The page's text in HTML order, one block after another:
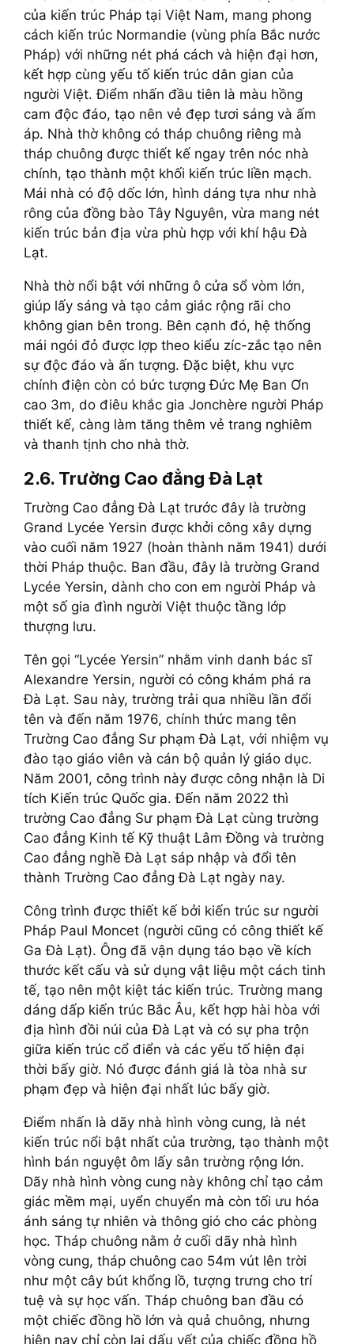
của kiến trúc Pháp tại Việt Nam, mang phong
cách kiến trúc Normandie (vùng phía Bắc nước
Pháp) với những nét phá cách và hiện đại hơn,
kết hợp cùng yếu tố kiến trúc dân gian của
người Việt. Điểm nhấn đầu tiên là màu hồng
cam độc đáo, tạo nên vẻ đẹp tươi sáng và ấm
áp. Nhà thờ không có tháp chuông riêng mà
tháp chuông được thiết kế ngay trên nóc nhà
chính, tạo thành một khối kiến trúc liền mạch.
Mái nhà có độ dốc lớn, hình dáng tựa như nhà
rông của đồng bào Tây Nguyên, vừa mang nét
kiến trúc bản địa vừa phù hợp với khí hậu Đà
Lạt.
Nhà thờ nổi bật với những ô cửa sổ vòm lớn,
giúp lấy sáng và tạo cảm giác rộng rãi cho
không gian bên trong. Bên cạnh đó, hệ thống
mái ngói đỏ được lợp theo kiểu zíc-zắc tạo nên
sự độc đáo và ấn tượng. Đặc biệt, khu vực
chính điện còn có bức tượng Đức Mẹ Ban Ơn
cao 3m, do điêu khắc gia Jonchère người Pháp
thiết kế, càng làm tăng thêm vẻ trang nghiêm
và thanh tịnh cho nhà thờ.
2.6. Trường Cao đẳng Đà Lạt
Trường Cao đẳng Đà Lạt trước đây là trường
Grand Lycée Yersin được khởi công xây dựng
vào cuối năm 1927 (hoàn thành năm 1941) dưới
thời Pháp thuộc. Ban đầu, đây là trường Grand
Lycée Yersin, dành cho con em người Pháp và
một số gia đình người Việt thuộc tầng lớp
thượng lưu.
Tên gọi “Lycée Yersin” nhằm vinh danh bác sĩ
Alexandre Yersin, người có công khám phá ra
Đà Lạt. Sau này, trường trải qua nhiều lần đổi
tên và đến năm 1976, chính thức mang tên
Trường Cao đẳng Sư phạm Đà Lạt, với nhiệm vụ
đào tạo giáo viên và cán bộ quản lý giáo dục.
Năm 2001, công trình này được công nhận là Di
tích Kiến trúc Quốc gia. Đến năm 2022 thì
trường Cao đẳng Sư phạm Đà Lạt cùng trường
Cao đẳng Kinh tế Kỹ thuật Lâm Đồng và trường
Cao đẳng nghề Đà Lạt sáp nhập và đổi tên
thành Trường Cao đẳng Đà Lạt ngày nay.
Công trình được thiết kế bởi kiến trúc sư người
Pháp Paul Moncet (người cũng có công thiết kế
Ga Đà Lạt). Ông đã vận dụng táo bạo về kích
thước kết cấu và sử dụng vật liệu một cách tinh
tế, tạo nên một kiệt tác kiến trúc. Trường mang
dáng dấp kiến trúc Bắc Âu, kết hợp hài hòa với
địa hình đồi núi của Đà Lạt và có sự pha trộn
giữa kiến trúc cổ điển và các yếu tố hiện đại
thời bấy giờ. Nó được đánh giá là tòa nhà sư
phạm đẹp và hiện đại nhất lúc bấy giờ.
Điểm nhấn là dãy nhà hình vòng cung, là nét
kiến trúc nổi bật nhất của trường, tạo thành một
hình bán nguyệt ôm lấy sân trường rộng lớn.
Dãy nhà hình vòng cung này không chỉ tạo cảm
giác mềm mại, uyển chuyển mà còn tối ưu hóa
ánh sáng tự nhiên và thông gió cho các phòng
học. Tháp chuông nằm ở cuối dãy nhà hình
vòng cung, tháp chuông cao 54m vút lên trời
như một cây bút khổng lồ, tượng trưng cho trí
tuệ và sự học vấn. Tháp chuông ban đầu có
một chiếc đồng hồ lớn và quả chuông, nhưng
hiện nay chỉ còn lại dấu vết của chiếc đồng hồ